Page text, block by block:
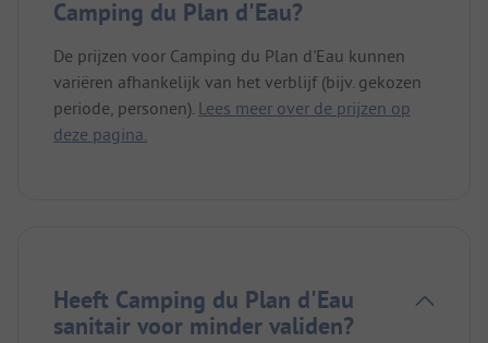
Camping du Plan d'Eau?
De prijzen voor Camping du Plan d'Eau kunnen
variëren afhankelijk van het verblijf (bijv. gekozen
periode, personen). Lees meer over de prijzen op
deze pagina.
Heeft Camping du Plan d'Eau
sanitair voor minder validen?